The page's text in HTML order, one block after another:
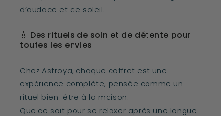
d’audace et de soleil.
💧 Des rituels de soin et de détente pour
toutes les envies
Chez Astroya, chaque coffret est une
expérience complète, pensée comme un
rituel bien-être à la maison.
Que ce soit pour se relaxer après une longue